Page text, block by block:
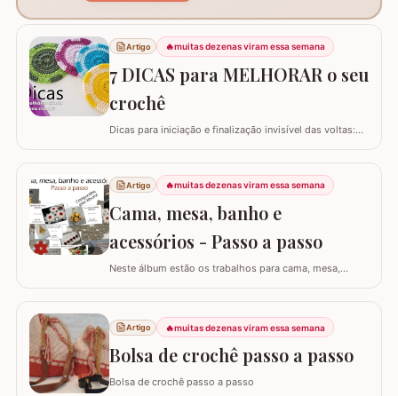
Artigo 🔥muitas dezenas viram essa semana
7 DICAS para MELHORAR o seu
crochê
Dicas para iniciação e finalização invisível das voltas:
garante um acabamento quase imperceptível nas
iniciações e finalizações das voltas, resultando em um
trabalho mais elegante. Variações de pontos com o
falso ponto alto: Experimentar…
Artigo 🔥muitas dezenas viram essa semana
Cama, mesa, banho e
acessórios - Passo a passo
Neste álbum estão os trabalhos para cama, mesa,
clicar nas imagens! Trilhos/caminhos e centro de mesa
Sousplat Puxa-saco e porta-pano de prato Squares para
colcha de cama Outros Álbuns que temos no blog
Artigo 🔥muitas dezenas viram essa semana
Bolsa de crochê passo a passo
Bolsa de crochê passo a passo